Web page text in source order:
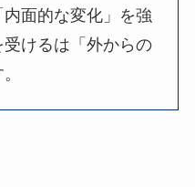
面的な変化」を強
けるは「外からの